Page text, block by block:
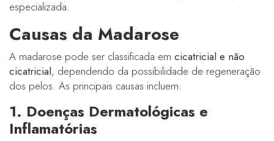
especializada.
Causas da Madarose
A madarose pode ser classificada em cicatricial e não
cicatricial, dependendo da possibilidade de regeneração
dos pelos. As principais causas incluem:
1. Doenças Dermatológicas e
Inflamatórias